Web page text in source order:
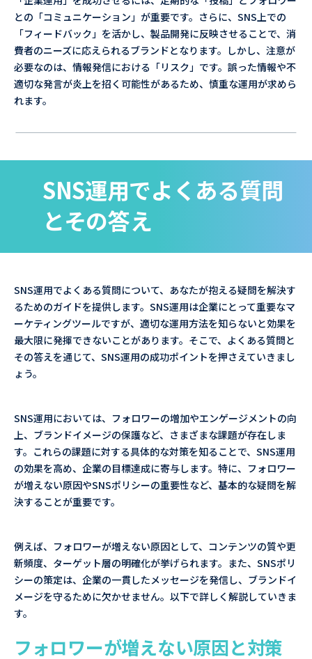
との「コミュニケーション」が重要です。さらに、SNS上での
「フィードバック」を活かし、製品開発に反映させることで、消
費者のニーズに応えられるブランドとなります。しかし、注意が
必要なのは、情報発信における「リスク」です。誤った情報や不
適切な発言が炎上を招く可能性があるため、慎重な運用が求めら
れます。
SNS運用でよくある質問
とその答え
SNS運用でよくある質問について、あなたが抱える疑問を解決す
るためのガイドを提供します。SNS運用は企業にとって重要なマ
ーケティングツールですが、適切な運用方法を知らないと効果を
最大限に発揮できないことがあります。そこで、よくある質問と
その答えを通じて、SNS運用の成功ポイントを押さえていきまし
ょう。
SNS運用においては、フォロワーの増加やエンゲージメントの向
上、ブランドイメージの保護など、さまざまな課題が存在しま
す。これらの課題に対する具体的な対策を知ることで、SNS運用
の効果を高め、企業の目標達成に寄与します。特に、フォロワー
が増えない原因やSNSポリシーの重要性など、基本的な疑問を解
決することが重要です。
例えば、フォロワーが増えない原因として、コンテンツの質や更
新頻度、ターゲット層の明確化が挙げられます。また、SNSポリ
シーの策定は、企業の一貫したメッセージを発信し、ブランドイ
メージを守るために欠かせません。以下で詳しく解説していきま
す。
フォロワーが増えない原因と対策